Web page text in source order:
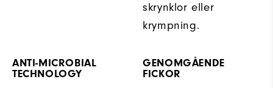
skrynklor eller
krympning.
ANTI-MICROBIAL
TECHNOLOGY
GENOMGÅENDE
FICKOR